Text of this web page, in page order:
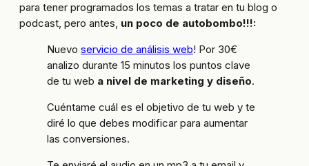
para tener programados los temas a tratar en tu blog o
podcast, pero antes, un poco de autobombo!!!:
Nuevo servicio de análisis web! Por 30€
analizo durante 15 minutos los puntos clave
de tu web a nivel de marketing y diseño.
Cuéntame cuál es el objetivo de tu web y te
diré lo que debes modificar para aumentar
las conversiones.